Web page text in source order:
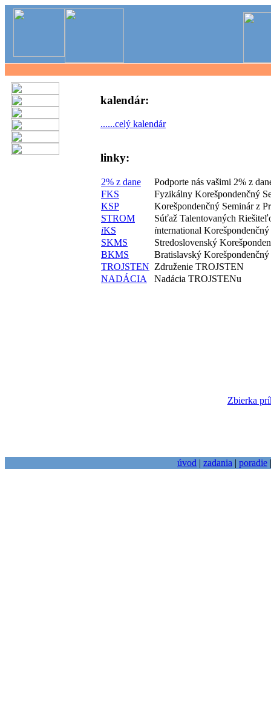
kalendár:
......celý kalendár
linky:
2% z dane
Podporte nás vašimi 2% z
FKS
Fyzikálny Korešpondenčný
KSP
Korešpondenčný Seminár z
STROM
Súťaž Talentovaných
iKS international Korešpondenčný
SKMS
Stredoslovenský
BKMS
Bratislavský
TROJSTEN Združenie TROJSTEN
NADÁCIA
Nadácia TROJSTENu
Zbierka
úvod | zadania | poradie